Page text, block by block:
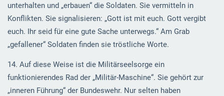
unterhalten und „erbauen“ die Soldaten. Sie vermitteln in
Konflikten. Sie signalisieren: „Gott ist mit euch. Gott vergibt
euch. Ihr seid für eine gute Sache unterwegs.“ Am Grab
„gefallener“ Soldaten finden sie tröstliche Worte.
14. Auf diese Weise ist die Militärseelsorge ein
funktionierendes Rad der „Militär-Maschine“. Sie gehört zur
„inneren Führung“ der Bundeswehr. Nur selten haben